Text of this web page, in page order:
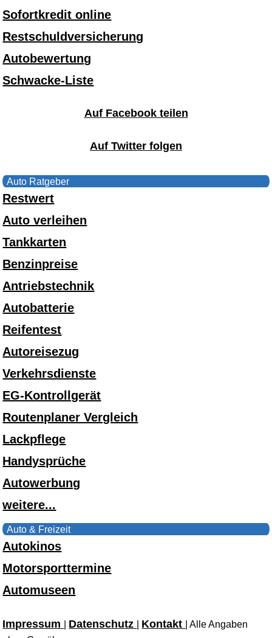
Sofortkredit online
Restschuldversicherung
Autobewertung
Schwacke-Liste
Auf Facebook teilen
Auf Twitter folgen
Auto Ratgeber
Restwert
Auto verleihen
Tankkarten
Benzinpreise
Antriebstechnik
Autobatterie
Reifentest
Autoreisezug
Verkehrsdienste
EG-Kontrollgerät
Routenplaner Vergleich
Lackpflege
Handysprüche
Autowerbung
weitere...
Auto & Freizeit
Autokinos
Motorsporttermine
Automuseen
Impressum Datenschutz Kontakt
| Alle Angaben